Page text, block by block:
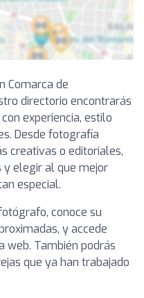
Comarca de
directorio encontrarás
experiencia, estilo
Desde fotografía
creativas o editoriales,
y elegir al que mejor
especial.
conoce su
y accede
web. También podrás
que ya han trabajado